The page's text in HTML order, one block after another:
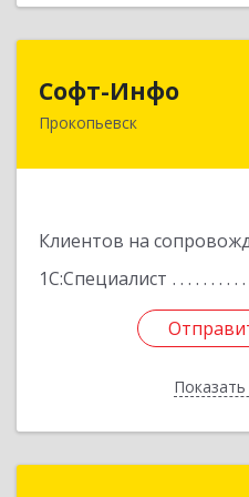
Софт-Инфо
Прокопьевск
Клиентов на
1С:Специалист
653039,